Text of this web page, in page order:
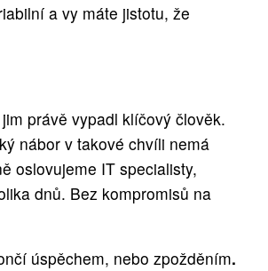
a vy máte jistotu, že
právě vypadl klíčový člověk.
nábor v takové chvíli nemá
oslovujeme IT specialisty,
dnů. Bez kompromisů na
úspěchem, nebo zpožděním.